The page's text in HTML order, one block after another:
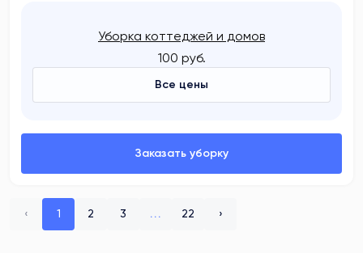
Уборка коттеджей и домов
100 руб.
Все цены
‹ 1 2 3 ... 22 ›